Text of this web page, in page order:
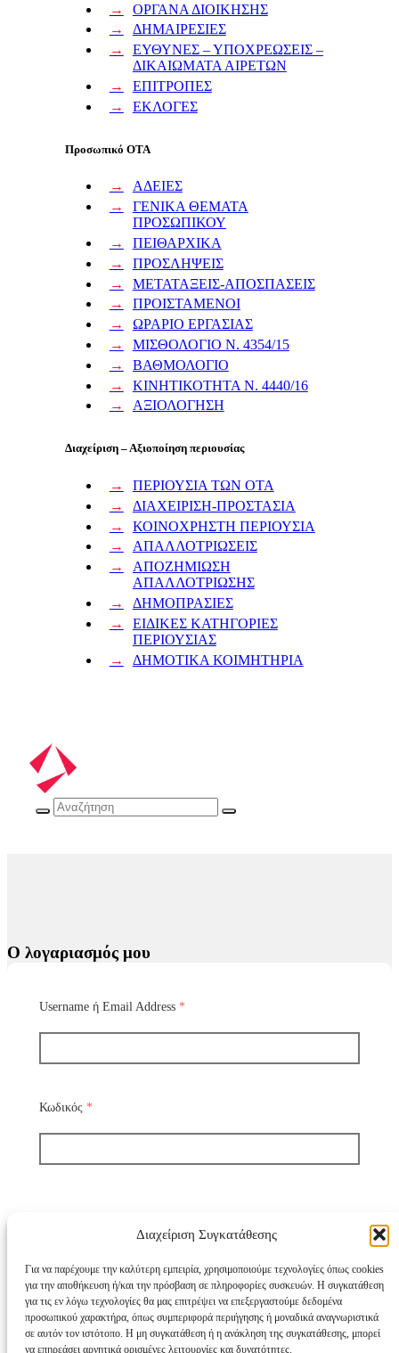
Διαχείριση Συγκατάθεσης
Για να παρέχουμε την καλύτερη εμπειρία, χρησιμοποιούμε τεχνολογίες όπως cookies
για την αποθήκευση ή/και την πρόσβαση σε πληροφορίες συσκευών. Η συγκατάθεση
για τις εν λόγω τεχνολογίες θα μας επιτρέψει να επεξεργαστούμε δεδομένα
προσωπικού χαρακτήρα, όπως συμπεριφορά περιήγησης ή μοναδικά αναγνωριστικά
σε αυτόν τον ιστότοπο. Η μη συγκατάθεση ή η ανάκληση της συγκατάθεσης, μπορεί
να επηρεάσει αρνητικά ορισμένες λειτουργίες και δυνατότητες.
ΟΡΓΑΝΑ ΔΙΟΙΚΗΣΗΣ
ΔΗΜΑΙΡΕΣΙΕΣ
ΕΥΘΥΝΕΣ – ΥΠΟΧΡΕΩΣΕΙΣ –
ΔΙΚΑΙΩΜΑΤΑ ΑΙΡΕΤΩΝ
ΕΠΙΤΡΟΠΕΣ
ΕΚΛΟΓΕΣ
Προσωπικό ΟΤΑ
ΑΔΕΙΕΣ
ΓΕΝΙΚΑ ΘΕΜΑΤΑ
ΠΡΟΣΩΠΙΚΟΥ
ΠΕΙΘΑΡΧΙΚΑ
ΠΡΟΣΛΗΨΕΙΣ
ΜΕΤΑΤΑΞΕΙΣ-ΑΠΟΣΠΑΣΕΙΣ
ΠΡΟΙΣΤΑΜΕΝΟΙ
ΩΡΑΡΙΟ ΕΡΓΑΣΙΑΣ
ΜΙΣΘΟΛΟΓΙΟ Ν. 4354/15
ΒΑΘΜΟΛΟΓΙΟ
ΚΙΝΗΤΙΚΟΤΗΤΑ Ν. 4440/16
ΑΞΙΟΛΟΓΗΣΗ
Διαχείριση – Αξιοποίηση περιουσίας
ΠΕΡΙΟΥΣΙΑ ΤΩΝ ΟΤΑ
ΔΙΑΧΕΙΡΙΣΗ-ΠΡΟΣΤΑΣΙΑ
ΚΟΙΝΟΧΡΗΣΤΗ ΠΕΡΙΟΥΣΙΑ
ΑΠΑΛΛΟΤΡΙΩΣΕΙΣ
ΑΠΟΖΗΜΙΩΣΗ
ΑΠΑΛΛΟΤΡΙΩΣΗΣ
ΔΗΜΟΠΡΑΣΙΕΣ
ΕΙΔΙΚΕΣ ΚΑΤΗΓΟΡΙΕΣ
ΠΕΡΙΟΥΣΙΑΣ
ΔΗΜΟΤΙΚΑ ΚΟΙΜΗΤΗΡΙΑ
Ο λογαριασμός μου
Username ή Email Address *
Κωδικός *
Χάσατε τον κωδικό σας;